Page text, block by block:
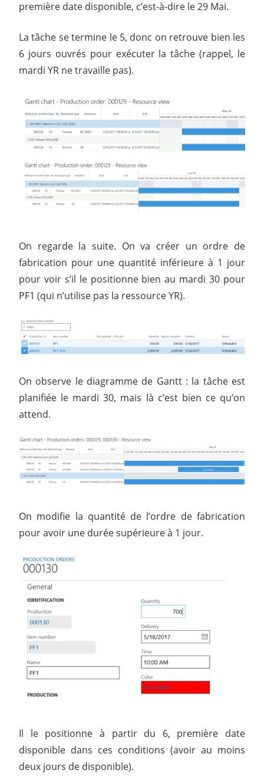
première date disponible, c’est-à-dire le 29 Mai.
La tâche se termine le 5, donc on retrouve bien les
6 jours ouvrés pour exécuter la tâche (rappel, le
mardi YR ne travaille pas).
On regarde la suite. On va créer un ordre de
fabrication pour une quantité inférieure à 1 jour
pour voir s’il le positionne bien au mardi 30 pour
PF1 (qui n’utilise pas la ressource YR).
On observe le diagramme de Gantt : la tâche est
planifiée le mardi 30, mais là c’est bien ce qu’on
attend.
On modifie la quantité de l’ordre de fabrication
pour avoir une durée supérieure à 1 jour.
Il le positionne à partir du 6, première date
disponible dans ces conditions (avoir au moins
deux jours de disponible).